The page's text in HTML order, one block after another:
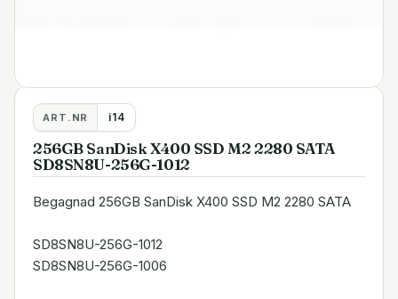
ART.NR i14
256GB SanDisk X400 SSD M2 2280 SATA
SD8SN8U-256G-1012
Begagnad 256GB SanDisk X400 SSD M2 2280 SATA
SD8SN8U-256G-1012
SD8SN8U-256G-1006